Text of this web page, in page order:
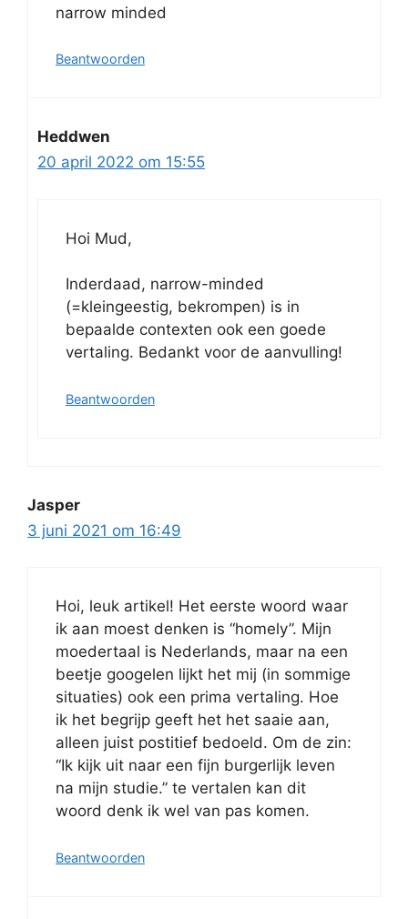
narrow minded
Beantwoorden
Heddwen
20 april 2022 om 15:55
Hoi Mud,
Inderdaad, narrow-minded
(=kleingeestig, bekrompen) is in
bepaalde contexten ook een goede
vertaling. Bedankt voor de aanvulling!
Beantwoorden
Jasper
3 juni 2021 om 16:49
Hoi, leuk artikel! Het eerste woord waar
ik aan moest denken is “homely”. Mijn
moedertaal is Nederlands, maar na een
beetje googelen lijkt het mij (in sommige
situaties) ook een prima vertaling. Hoe
ik het begrijp geeft het het saaie aan,
alleen juist postitief bedoeld. Om de zin:
“Ik kijk uit naar een fijn burgerlijk leven
na mijn studie.” te vertalen kan dit
woord denk ik wel van pas komen.
Beantwoorden